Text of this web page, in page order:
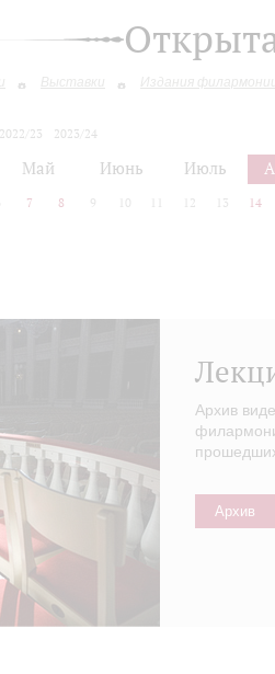
Выставки Издания
2022/23
2023/24
Май Июнь Июль
7 8 9 10 12 13 14
Архив
Архив